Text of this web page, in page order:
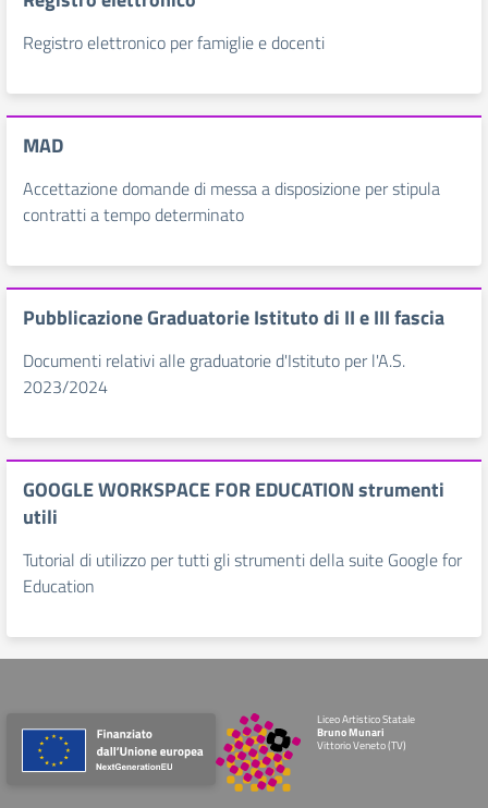
Registro elettronico per famiglie e docenti
MAD
Accettazione domande di messa a disposizione per stipula
contratti a tempo determinato
Pubblicazione Graduatorie Istituto di II e III fascia
Documenti relativi alle graduatorie d'Istituto per l'A.S.
2023/2024
GOOGLE WORKSPACE FOR EDUCATION strumenti
utili
Tutorial di utilizzo per tutti gli strumenti della suite Google for
Education
Liceo Artistico Statale
Bruno Munari
Vittorio Veneto (TV)